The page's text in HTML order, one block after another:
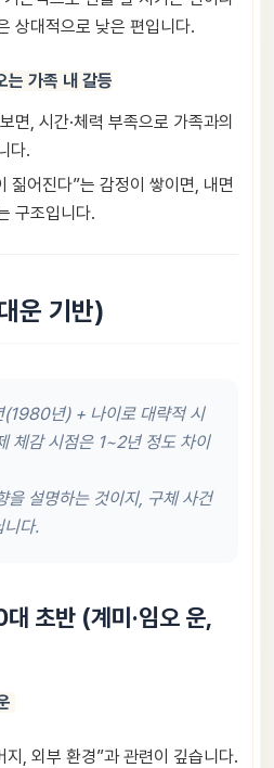
상대적으로 낮은 편입니다.
는 가족 내 갈등
면, 시간·체력 부족으로 가족과의
다.
짊어진다”는 감정이 쌓이면, 내면
구조입니다.
운 기반)
(1980년) + 나이로 대략적 시
체감 시점은 1~2년 정도 차이
을 설명하는 것이지, 구체 사건
니다.
초반 (계미·임오 운,
지, 외부 환경”과 관련이 깊습니다.